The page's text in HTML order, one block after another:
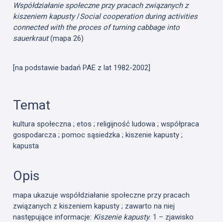
Współdziałanie społeczne przy pracach związanych z
kiszeniem kapusty/Social cooperation during activities
connected with the proces of turning cabbage into
sauerkraut(mapa 26)
[na podstawie badań PAE z lat 1982-2002]
Temat
kultura społeczna ; etos ; religijność ludowa ; współpraca
gospodarcza ; pomoc sąsiedzka ; kiszenie kapusty ;
kapusta
Opis
mapa ukazuje współdziałanie społeczne przy pracach
związanych z kiszeniem kapusty ; zawarto na niej
następujące informacje: Kiszenie kapusty. 1 – zjawisko